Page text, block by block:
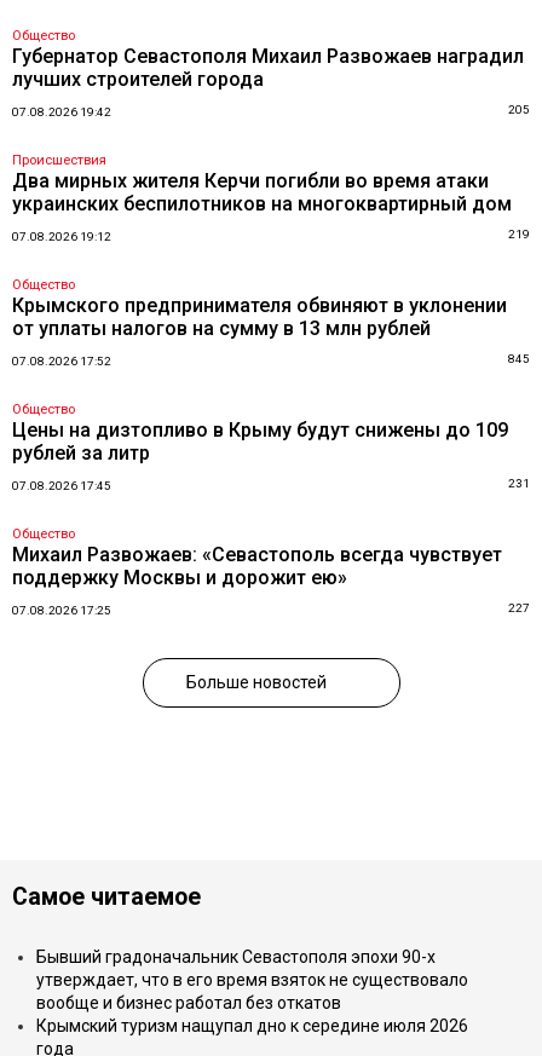
Общество
Губернатор Севастополя Михаил Развожаев наградил
лучших строителей города
07.08.2026 19:42 205
Происшествия
Два мирных жителя Керчи погибли во время атаки
украинских беспилотников на многоквартирный дом
07.08.2026 19:12 219
Общество
Крымского предпринимателя обвиняют в уклонении
от уплаты налогов на сумму в 13 млн рублей
07.08.2026 17:52 845
Общество
Цены на дизтопливо в Крыму будут снижены до 109
рублей за литр
07.08.2026 17:45 231
Общество
Михаил Развожаев: «Севастополь всегда чувствует
поддержку Москвы и дорожит ею»
07.08.2026 17:25 227
Больше новостей
Самое читаемое
Бывший градоначальник Севастополя эпохи 90-х
утверждает, что в его время взяток не существовало
вообще и бизнес работал без откатов
Крымский туризм нащупал дно к середине июля 2026
года